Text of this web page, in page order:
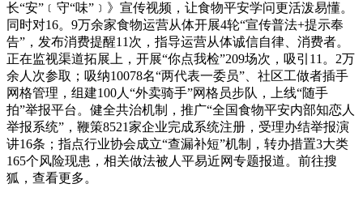
长“安”﹝守“味”﹞》宣传视频，让食物平安学问更活泼易懂。
同时对16。9万余家食物运营从体开展4轮“宣传普法+提示奉
告”，发布消费提醒11次，指导运营从体诚信自律、消费者。
正在监视渠道拓展上，开展“你点我检”209场次，吸引11。2万
余人次参取；吸纳10078名“两代表一委员”、社区工做者插手
网格管理，组建100人“外卖骑手”网格员步队，上线“随手
拍”举报平台。健全共治机制，推广“全国食物平安内部知恋人
举报系统”，鞭策8521家企业完成系统注册，受理办结举报演
讲16条；指点行业协会成立“查漏补短”机制，转办措置3大类
165个风险现患，相关做法被人平易近网专题报道。前往搜
狐，查看更多。